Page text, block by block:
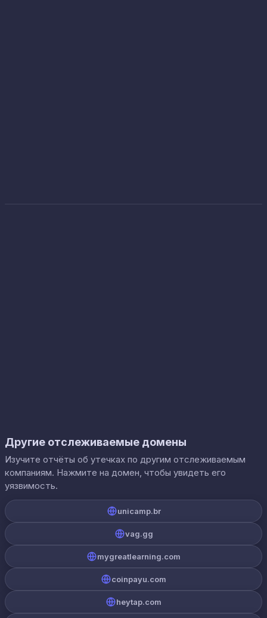
Другие отслеживаемые домены
Изучите отчёты об утечках по другим отслеживаемым
компаниям. Нажмите на домен, чтобы увидеть его
уязвимость.
unicamp.br
vag.gg
mygreatlearning.com
coinpayu.com
heytap.com